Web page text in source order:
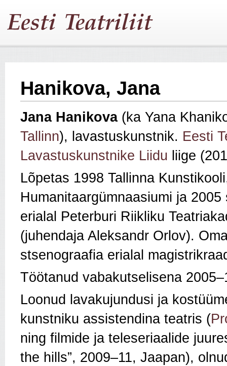
Hanikova, Jana
Jana Hanikova(ka Yana
Tallinn), lavastuskunstnik. Eesti
Lavastuskunstnike Liidu liige
Lõpetas 1998 Tallinna
Humanitaargümnaasiumi ja
erialal Peterburi Riikliku
(juhendaja Aleksandr Orlov).
stsenograafia erialal
Töötanud vabakutselisena
Loonud lavakujundusi ja
kunstniku assistendina teatris (
ning filmide ja teleseriaalide
the hills”, 2009–11, Jaapan),